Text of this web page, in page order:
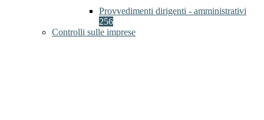
Provvedimenti dirigenti - amministrativi
256
Controlli sulle imprese